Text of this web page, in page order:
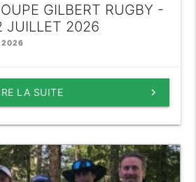
GILBERT RUGBY -
JUILLET 2026
2026
keyboard_arrow_right
LA SUITE